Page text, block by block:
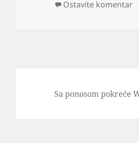
Ostavite komentar
Sa ponosom pokreće